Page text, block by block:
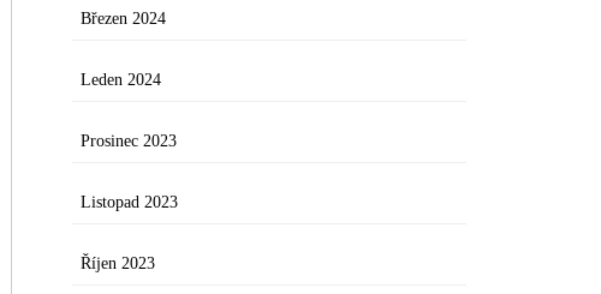
Březen 2024
Leden 2024
Prosinec 2023
Listopad 2023
Říjen 2023